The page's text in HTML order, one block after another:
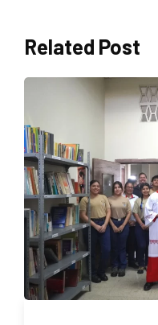
Related Post